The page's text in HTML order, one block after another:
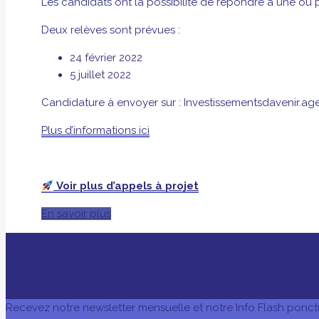
Deux relèves sont prévues :
24 février 2022
5 juillet 2022
Candidature à envoyer sur :
Plus d’informations ici
Voir plus d’appels à projet
En savoir plus
Recevez notre newsletter mensuelle et notre Info Flash